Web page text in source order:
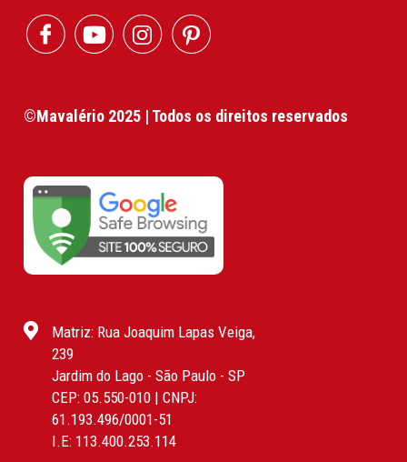
©Mavalério 2025 | Todos os direitos reservados
Matriz: Rua Joaquim Lapas Veiga,
239
Jardim do Lago - São Paulo - SP
CEP: 05.550-010 | CNPJ:
61.193.496/0001-51
I.E: 113.400.253.114